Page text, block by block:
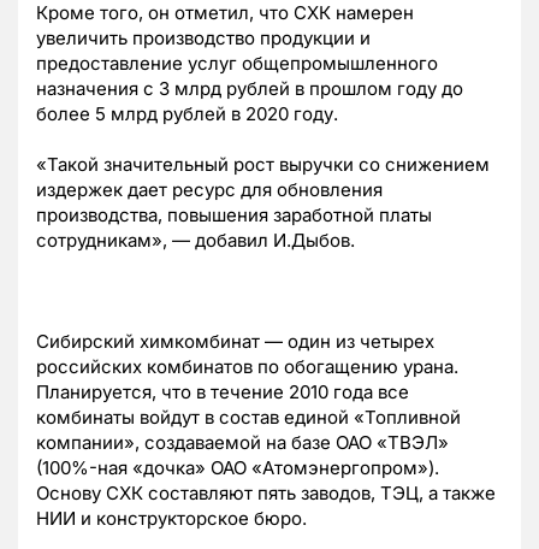
Кроме того, он отметил, что СХК намерен
увеличить производство продукции и
предоставление услуг общепромышленного
назначения с 3 млрд рублей в прошлом году до
более 5 млрд рублей в 2020 году.
«Такой значительный рост выручки со снижением
издержек дает ресурс для обновления
производства, повышения заработной платы
сотрудникам», — добавил И.Дыбов.
Сибирский химкомбинат — один из четырех
российских комбинатов по обогащению урана.
Планируется, что в течение 2010 года все
комбинаты войдут в состав единой «Топливной
компании», создаваемой на базе ОАО «ТВЭЛ»
(100%-ная «дочка» ОАО «Атомэнергопром»).
Основу СХК составляют пять заводов, ТЭЦ, а также
НИИ и конструкторское бюро.